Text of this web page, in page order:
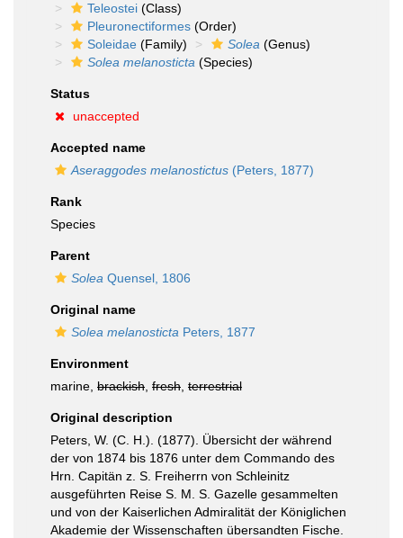
Teleostei (Class)
Pleuronectiformes (Order)
Soleidae (Family) Solea (Genus)
Solea melanosticta (Species)
Status
unaccepted
Accepted name
Aseraggodes melanostictus (Peters, 1877)
Rank
Species
Parent
Solea Quensel, 1806
Original name
Solea melanosticta Peters, 1877
Environment
marine, brackish fresh terrestrial
Original description
Peters, W. (C. H.). (1877). Übersicht der während
der von 1874 bis 1876 unter dem Commando des
Hrn. Capitän z. S. Freiherrn von Schleinitz
ausgeführten Reise S. M. S. Gazelle gesammelten
und von der Kaiserlichen Admiralität der Königlichen
Akademie der Wissenschaften übersandten Fische.